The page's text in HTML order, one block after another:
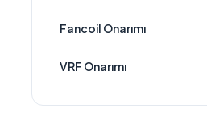
Fancoil Onarımı
VRF Onarımı